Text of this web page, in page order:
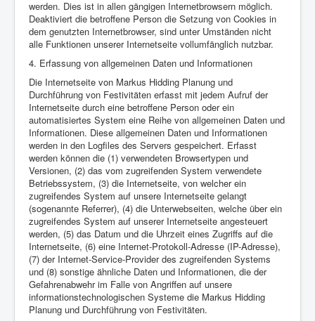
werden. Dies ist in allen gängigen Internetbrowsern möglich.
Deaktiviert die betroffene Person die Setzung von Cookies in
dem genutzten Internetbrowser, sind unter Umständen nicht
alle Funktionen unserer Internetseite vollumfänglich nutzbar.
4. Erfassung von allgemeinen Daten und Informationen
Die Internetseite von Markus Hidding Planung und
Durchführung von Festivitäten erfasst mit jedem Aufruf der
Internetseite durch eine betroffene Person oder ein
automatisiertes System eine Reihe von allgemeinen Daten und
Informationen. Diese allgemeinen Daten und Informationen
werden in den Logfiles des Servers gespeichert. Erfasst
werden können die (1) verwendeten Browsertypen und
Versionen, (2) das vom zugreifenden System verwendete
Betriebssystem, (3) die Internetseite, von welcher ein
zugreifendes System auf unsere Internetseite gelangt
(sogenannte Referrer), (4) die Unterwebseiten, welche über ein
zugreifendes System auf unserer Internetseite angesteuert
werden, (5) das Datum und die Uhrzeit eines Zugriffs auf die
Internetseite, (6) eine Internet-Protokoll-Adresse (IP-Adresse),
(7) der Internet-Service-Provider des zugreifenden Systems
und (8) sonstige ähnliche Daten und Informationen, die der
Gefahrenabwehr im Falle von Angriffen auf unsere
informationstechnologischen Systeme die Markus Hidding
Planung und Durchführung von Festivitäten.